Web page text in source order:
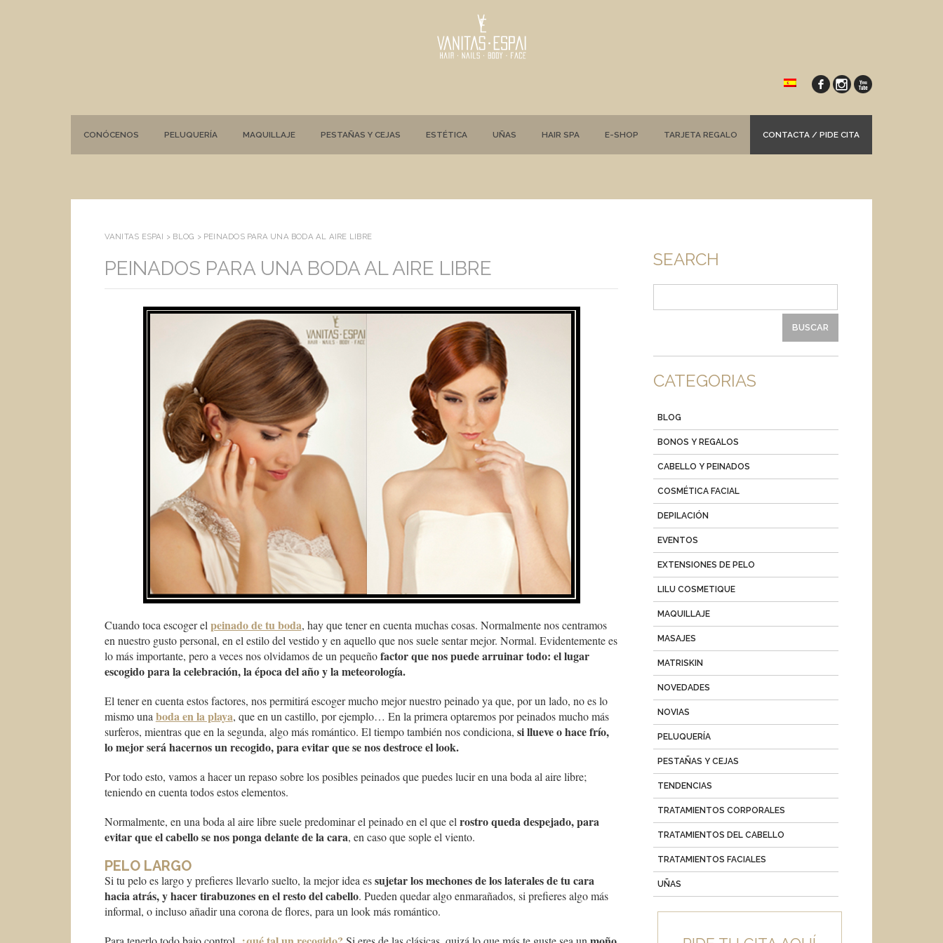
CONÓCENOS PELUQUERÍA MAQUILLAJE PESTAÑAS Y CEJAS ESTÉTICA UÑAS HAIR SPA E-SHOP TARJETA REGALO CONTACTA / PIDE CITA
VANITAS ESPAI > BLOG > PEINADOS PARA UNA BODA AL AIRE LIBRE
PEINADOS PARA UNA BODA AL AIRE LIBRE
Cuando toca escoger el peinado de tu boda, hay que tener en cuenta muchas cosas. Normalmente nos centramos
en nuestro gusto personal, en el estilo del vestido y en aquello que nos suele sentar mejor. Normal. Evidentemente es
lo más importante, pero a veces nos olvidamos de un pequeñofactor que nos puede arruinar todo: el lugar
escogido para la celebración, la época del año y la meteorología.
El tener en cuenta estos factores, nos permitirá escoger mucho mejor nuestro peinado ya que, por un lado, no es lo
mismo una boda en la playa, que en un castillo, por ejemplo… En la primera optaremos por peinados mucho más
surferos, mientras que en la segunda, algo más romántico. El tiempo también nos condiciona, si llueve o hace frío,
lo mejor será hacernos un recogido, para evitar que se nos destroce el look.
Por todo esto, vamos a hacer un repaso sobre los posibles peinados que puedes lucir en una boda al aire libre;
teniendo en cuenta todos estos elementos.
Normalmente, en una boda al aire libre suele predominar el peinado en el que el rostro queda despejado, para
evitar que el cabello se nos ponga delante de la cara, en caso que sople el viento.
PELO LARGO
Si tu pelo es largo y prefieres llevarlo suelto, la mejor idea essujetar los mechones de los laterales de tu cara
hacia atrás, y hacer tirabuzones en el resto del cabello. Pueden quedar algo enmarañados, si prefieres algo más
informal, o incluso añadir una corona de flores, para un look más romántico.
SEARCH
CATEGORIAS
BLOG
BONOS Y REGALOS
CABELLO Y PEINADOS
COSMÉTICA FACIAL
DEPILACIÓN
EVENTOS
EXTENSIONES DE PELO
LILU COSMETIQUE
MAQUILLAJE
MASAJES
MATRISKIN
NOVEDADES
NOVIAS
PELUQUERÍA
PESTAÑAS Y CEJAS
TENDENCIAS
TRATAMIENTOS CORPORALES
TRATAMIENTOS DEL CABELLO
TRATAMIENTOS FACIALES
UÑAS